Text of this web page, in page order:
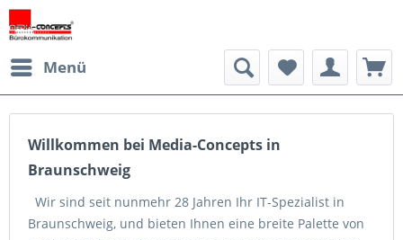
Menü
Willkommen bei Media-Concepts in
Braunschweig
Wir sind seit nunmehr 28 Jahren Ihr IT-Spezialist in
Braunschweig, und bieten Ihnen eine breite Palette von